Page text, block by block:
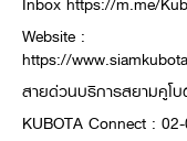
Website :
https://
สายด่วนบริการสยามคูโ
KUBOTA Connect :